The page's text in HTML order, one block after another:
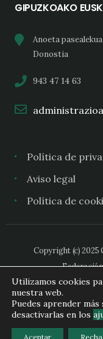
GIPUZKOAKO
Anoeta
Donostia
943 47 14 63
Política de
Aviso legal
Política de
Copyright (c) 2025
Utilizamos cookies
nuestra web.
Puedes aprender
desactivarlas en los
Aceptar